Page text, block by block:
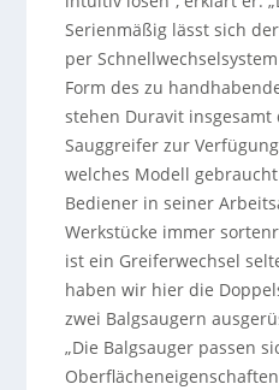
Serienmäßig lässt sich
per
Form des zu
stehen Duravit
Sauggreifer zur
welches Modell
Bediener in seiner
Werkstücke immer
ist ein Greiferwechsel
haben wir hier die
zwei Balgsaugern
„Die Balgsauger passen